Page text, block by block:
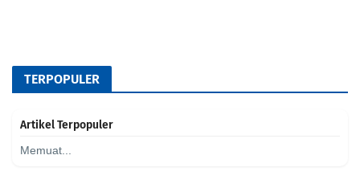
TERPOPULER
Artikel Terpopuler
Memuat...